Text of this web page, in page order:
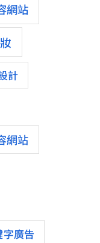
網站
計
網站
字廣告